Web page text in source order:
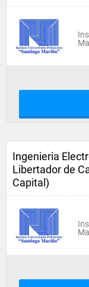
Ingenieria
Libertador de
Capital)